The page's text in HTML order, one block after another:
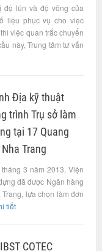
độ lún và độ võng của
liệu phục vụ cho việc
việc quan trắc chuyển
này, Trung tâm tư vấn
Địa kỹ thuật
trình Trụ sở làm
tại 17 Quang
Trang
3 năm 2013, Viện
đã được Ngân hàng
lựa chọn làm đơn
tiết
COTEC